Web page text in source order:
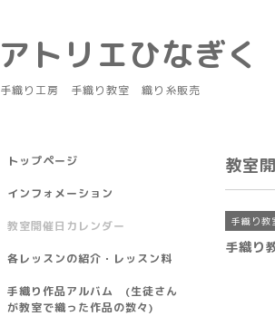
アトリエひなぎ
手織り工房 手織り教室 織り糸販売
教室
手織り教
手織り
トップページ
インフォメーション
教室開催日カレンダー
各レッスンの紹介・レッスン料
手織り作品アルバム (生徒さん
が教室で織った作品の数々)